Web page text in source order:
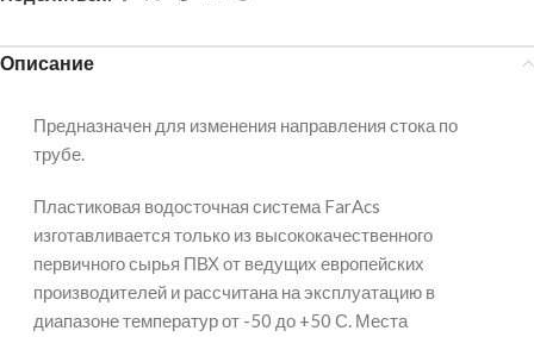
Описание
Предназначен для изменения направления стока по
трубе.
Пластиковая водосточная система FarAcs
изготавливается только из высококачественного
первичного сырья ПВХ от ведущих европейских
производителей и рассчитана на эксплуатацию в
диапазоне температур от -50 до +50 С. Места